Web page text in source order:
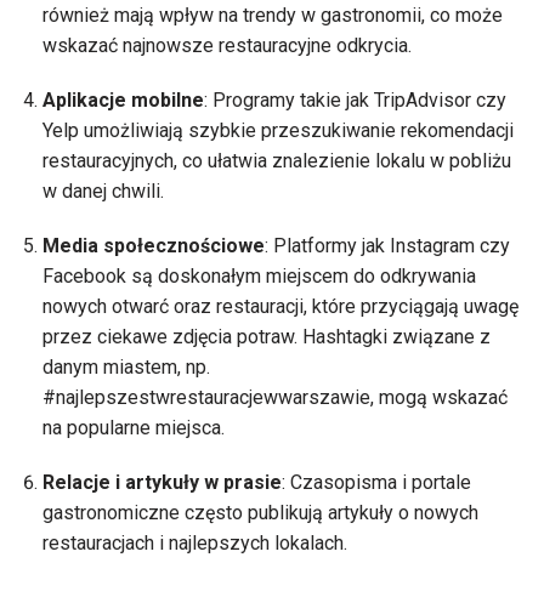
również mają wpływ na trendy w gastronomii, co może
wskazać najnowsze restauracyjne odkrycia.
Aplikacje mobilne: Programy takie jak TripAdvisor czy
Yelp umożliwiają szybkie przeszukiwanie rekomendacji
restauracyjnych, co ułatwia znalezienie lokalu w pobliżu
w danej chwili.
Media społecznościowe: Platformy jak Instagram czy
Facebook są doskonałym miejscem do odkrywania
nowych otwarć oraz restauracji, które przyciągają uwagę
przez ciekawe zdjęcia potraw. Hashtagki związane z
danym miastem, np.
#najlepszestwrestauracjewwarszawie, mogą wskazać
na popularne miejsca.
Relacje i artykuły w prasie: Czasopisma i portale
gastronomiczne często publikują artykuły o nowych
restauracjach i najlepszych lokalach.